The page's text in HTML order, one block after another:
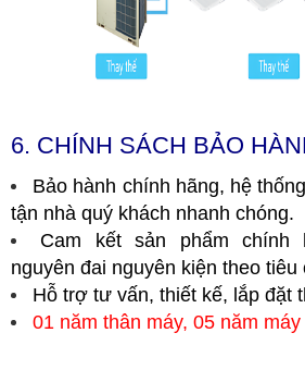
6. CHÍNH SÁCH BẢO
Bảo hành chính hãng, hệ
tận nhà quý khách nhanh chóng.
Cam kết sản phẩm chính
nguyên đai nguyên kiện theo tiêu
Hỗ trợ tư vấn, thiết kế, lắp đặt
01 năm thân máy, 05 năm máy